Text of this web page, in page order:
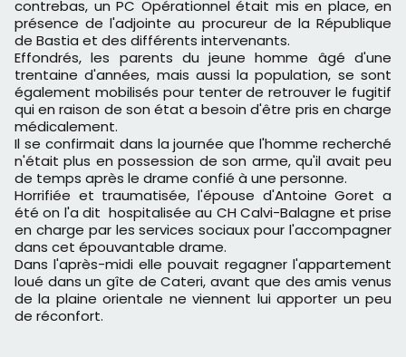
contrebas, un PC Opérationnel était mis en place, en
présence de l'adjointe au procureur de la République
de Bastia et des différents intervenants.
Effondrés, les parents du jeune homme âgé d'une
trentaine d'années, mais aussi la population, se sont
également mobilisés pour tenter de retrouver le fugitif
qui en raison de son état a besoin d'être pris en charge
médicalement.
Il se confirmait dans la journée que l'homme recherché
n'était plus en possession de son arme, qu'il avait peu
de temps après le drame confié à une personne.
Horrifiée et traumatisée, l'épouse d'Antoine Goret a
été on l'a dit hospitalisée au CH Calvi-Balagne et prise
en charge par les services sociaux pour l'accompagner
dans cet épouvantable drame.
Dans l'après-midi elle pouvait regagner l'appartement
loué dans un gîte de Cateri, avant que des amis venus
de la plaine orientale ne viennent lui apporter un peu
de réconfort.